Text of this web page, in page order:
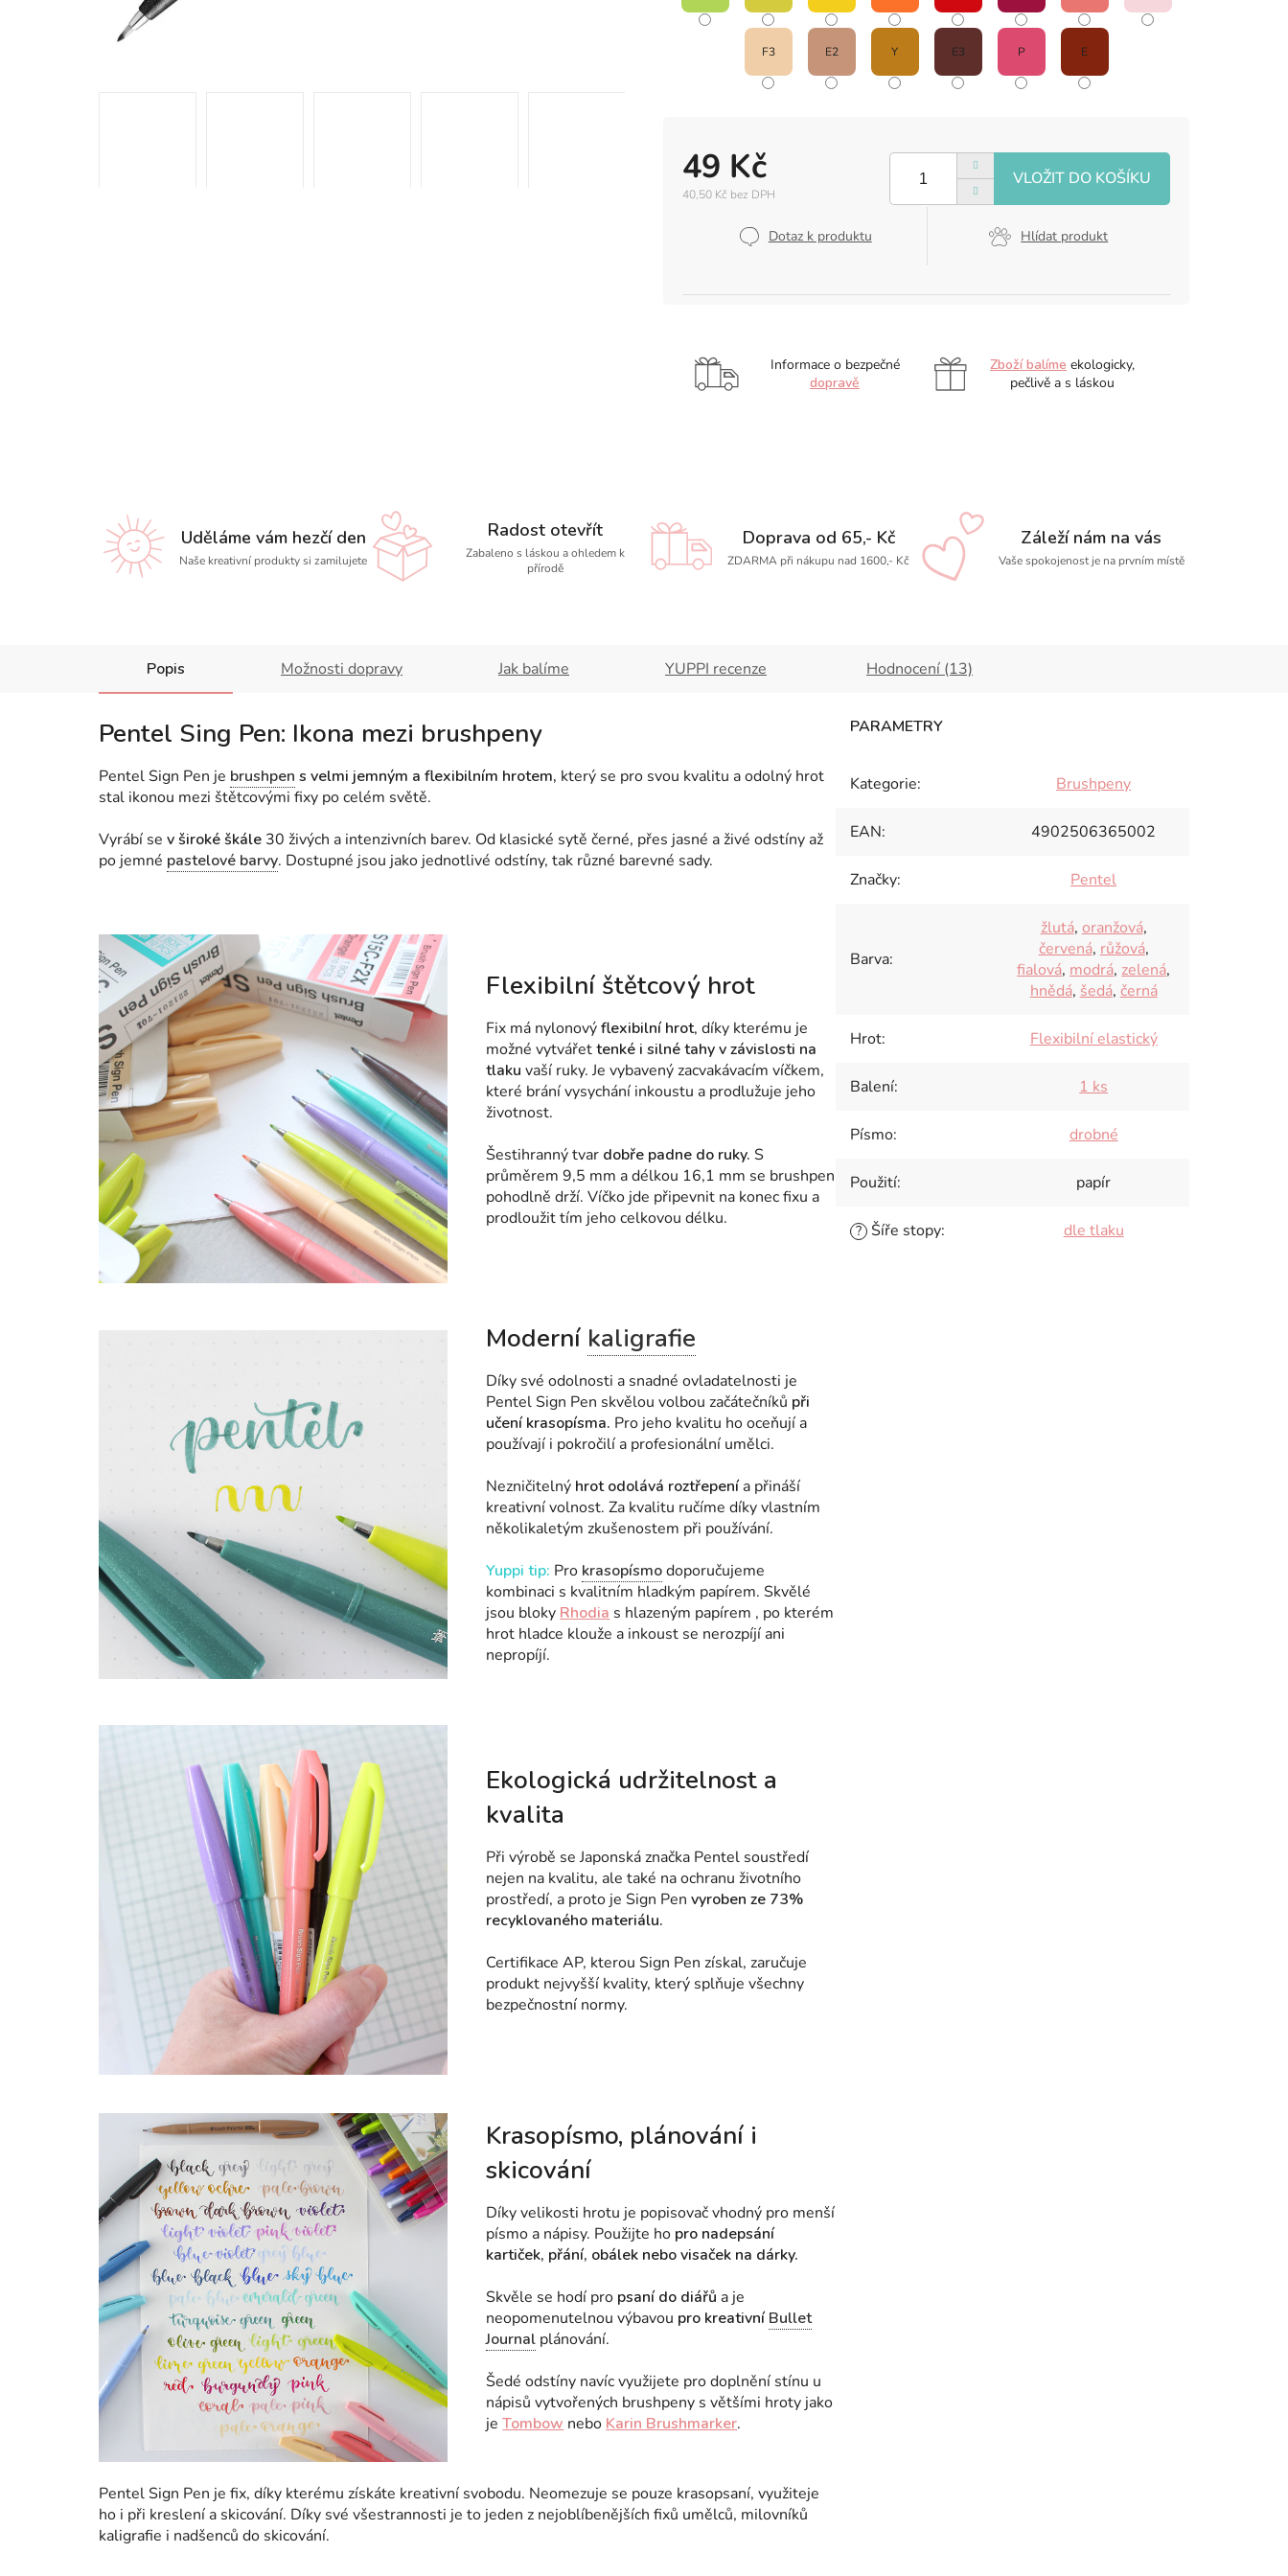
49 Kč
40,50 Kč bez DPH
Dotaz k produktu Hlídat produkt
F3 E2 Y E3 P E
Informace o bezpečné
dopravě
Zboží balíme ekologicky,
pečlivě a s láskou
Uděláme vám hezčí den
Naše kreativní produkty si zamilujete
Radost otevřít
Zabaleno s láskou a ohledem k
přírodě
Doprava od 65,- Kč
ZDARMA při nákupu nad 1600,- Kč
Záleží nám na vás
Vaše spokojenost je na prvním místě
Popis Možnosti dopravy Jak balíme YUPPI recenze Hodnocení (13)
Pentel Sing Pen: Ikona mezi brushpeny
Pentel Sign Pen je brushpen s velmi jemným a flexibilním hrotem, který se pro svou kvalitu a odolný hrot
stal ikonou mezi štětcovými fixy po celém světě.
Vyrábí se v široké škále 30 živých a intenzivních barev. Od klasické sytě černé, přes jasné a živé odstíny až
po jemné pastelové barvy. Dostupné jsou jako jednotlivé odstíny, tak různé barevné sady.
Flexibilní štětcový hrot
Fix má nylonovýflexibilní hrot, díky kterému je
možné vytvářettenké i silné tahy v závislosti na
tlaku vaší ruky. Je vybavený zacvakávacím víčkem,
které brání vysychání inkoustu a prodlužuje jeho
životnost.
Šestihranný tvar dobře padne do ruky. S
průměrem 9,5 mm a délkou 16,1 mm se brushpen
pohodlně drží. Víčko jde připevnit na konec fixu a
prodloužit tím jeho celkovou délku.
Moderní kaligrafie
Díky své odolnosti a snadné ovladatelnosti je
Pentel Sign Pen skvělou volbou začátečníků při
učení krasopísma. Pro jeho kvalitu ho oceňují a
používají i pokročilí a profesionální umělci.
Nezničitelný hrot odolává roztřepenía přináší
kreativní volnost. Za kvalitu ručíme díky vlastním
několikaletým zkušenostem při používání.
Yuppi tip: Pro krasopísmodoporučujeme
kombinaci s kvalitním hladkým papírem. Skvělé
jsou blokyRhodias hlazeným papírem , po kterém
hrot hladce klouže a inkoust se nerozpíjí ani
nepropíjí.
Ekologická udržitelnost a
kvalita
Při výrobě se Japonská značka Pentel soustředí
nejen na kvalitu, ale také na ochranu životního
prostředí, a proto je Sign Penvyroben ze 73%
recyklovaného materiálu.
Certifikace AP, kterou Sign Pen získal, zaručuje
produkt nejvyšší kvality, který splňuje všechny
bezpečnostní normy.
Krasopísmo, plánování i
skicování
Díky velikosti hrotu je popisovač vhodný pro menší
písmo a nápisy. Použijte ho pro nadepsání
kartiček, přání, obálek nebo visaček na dárky.
Skvěle se hodí pro psaní do diářů a je
neopomenutelnou výbavou pro kreativníBullet
Journal plánování.
Šedé odstíny navíc využijete pro doplnění stínu u
nápisů vytvořených brushpeny s většími hroty jako
jeTombowneboKarin Brushmarker.
Pentel Sign Pen je fix, díky kterému získáte kreativní svobodu. Neomezuje se pouze krasopsaní, využiteje
ho i při kreslení a skicování. Díky své všestrannosti je to jeden z nejoblíbenějších fixů umělců, milovníků
kaligrafie i nadšenců do skicování.
Kategorie: Brushpeny
EAN: 4902506365002
Značky: Pentel
Barva:
žlutá, oranžová,
červená, růžová,
fialová, modrá, zelená,
hnědá, šedá, černá
Hrot: Flexibilní elastický
Balení: 1 ks
Písmo: drobné
Použití: papír
? Šíře stopy: dle tlaku